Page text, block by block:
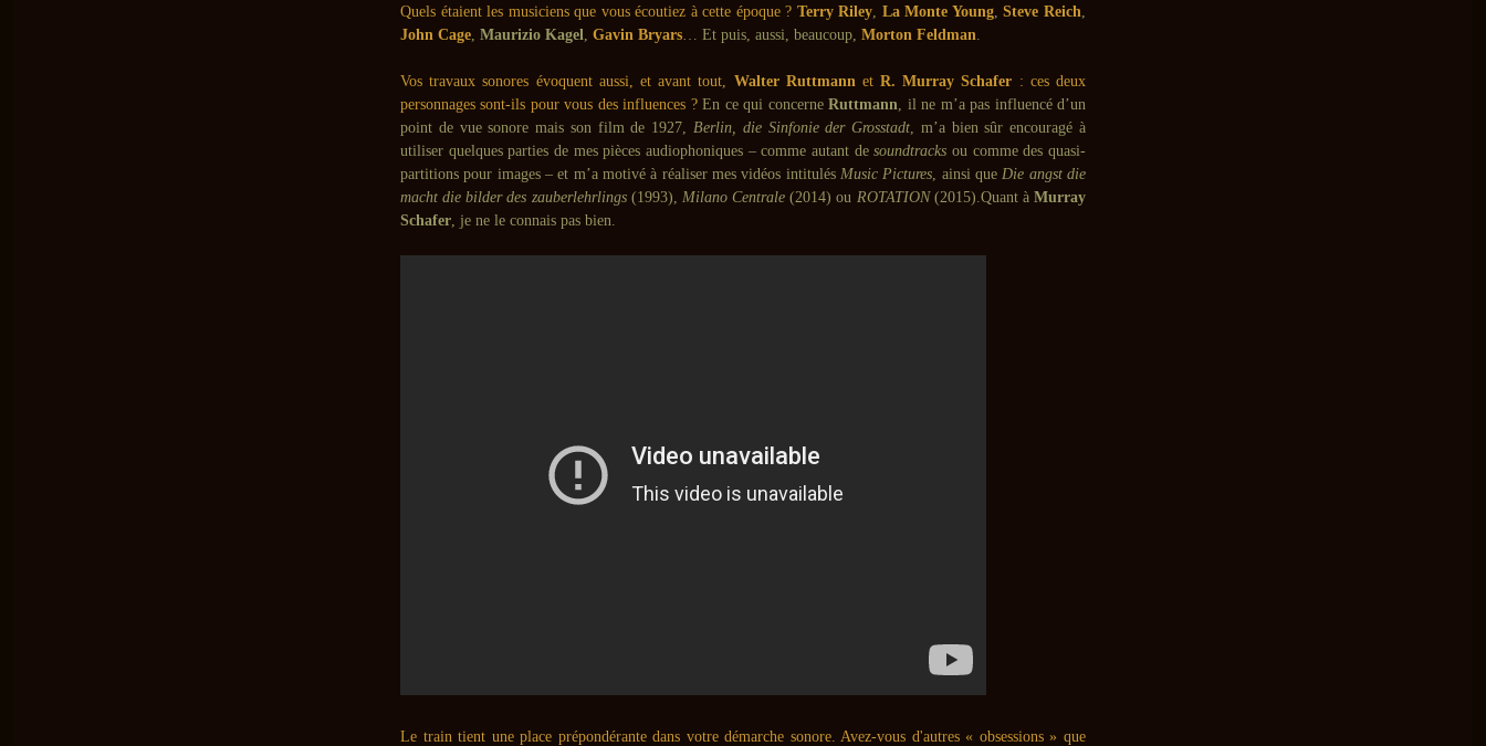
Quels étaient les musiciens que vous écoutiez à cette époque ? Terry Riley, La Monte Young,Steve Reich,
John Cage, Maurizio Kagel, Gavin Bryars… Et puis, aussi, beaucoup, Morton Feldman.
Vos travaux sonores évoquent aussi, et avant tout, Walter RuttmannetR. Murray Schafer : ces deux
personnages sont-ils pour vous des influences ?En ce qui concerneRuttmann, il ne m’a pas influencé d’un
point de vue sonore mais son film de 1927, Berlin, die Sinfonie der Grosstadt, m’a bien sûr encouragé à
utiliser quelques parties de mes pièces audiophoniques – comme autant desoundtracks ou comme des quasi-
partitions pour images – et m’a motivé à réaliser mes vidéos intitulés Music Pictures, ainsi queDie angst die
macht die bilder des zauberlehrlings(1993), Milano Centrale (2014) ou ROTATION(2015).Quant àMurray
Schafer, je ne le connais pas bien.
Le train tient une place prépondérante dans votre démarche sonore. Avez-vous d'autres « obsessions » que